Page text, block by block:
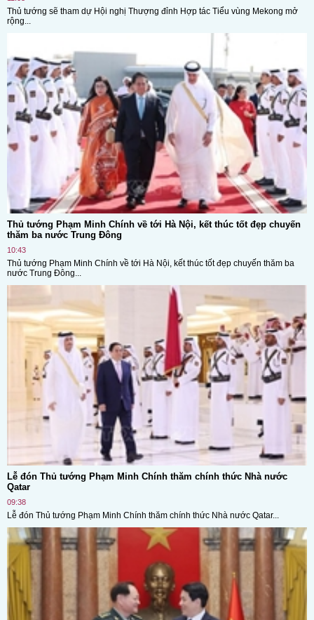
Thủ tướng sẽ tham dự Hội nghị Thượng đỉnh Hợp tác Tiểu vùng Mekong mở
rộng...
Thủ tướng Phạm Minh Chính về tới Hà Nội, kết thúc tốt đẹp chuyến
thăm ba nước Trung Đông
10:43
Thủ tướng Phạm Minh Chính về tới Hà Nội, kết thúc tốt đẹp chuyến thăm ba
nước Trung Đông...
Lễ đón Thủ tướng Phạm Minh Chính thăm chính thức Nhà nước
Qatar
09:38
Lễ đón Thủ tướng Phạm Minh Chính thăm chính thức Nhà nước Qatar...